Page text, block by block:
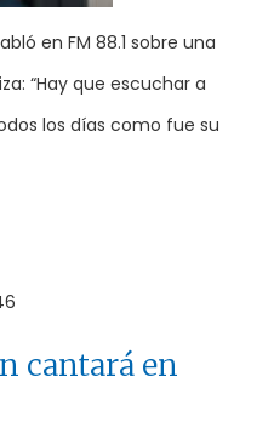
en FM 88.1 sobre una
“Hay que escuchar a
los días como fue su
cantará en